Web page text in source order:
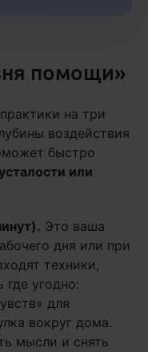
помощи»
на три
воздействия
быстро
или
Это ваша
дня или при
техники,
угодно:
для
вокруг дома.
мысли и снять